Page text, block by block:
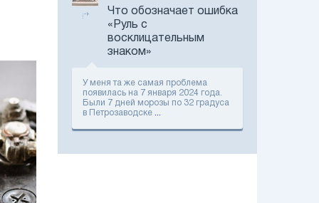
електромобіля MG
Marvel R: ТОП-5
ключових фішок
двомоторного
кросовера
В Украине
флагманского
электромобиля
Mercedes-AMG EQS
Renault начинает
Что обозначает ошибка
«Руль с
восклицательным
знаком»
У меня та же самая проблема
появилась на 7 января 2024 года.
Были 7 дней морозы по 32 градуса
в Петрозаводске